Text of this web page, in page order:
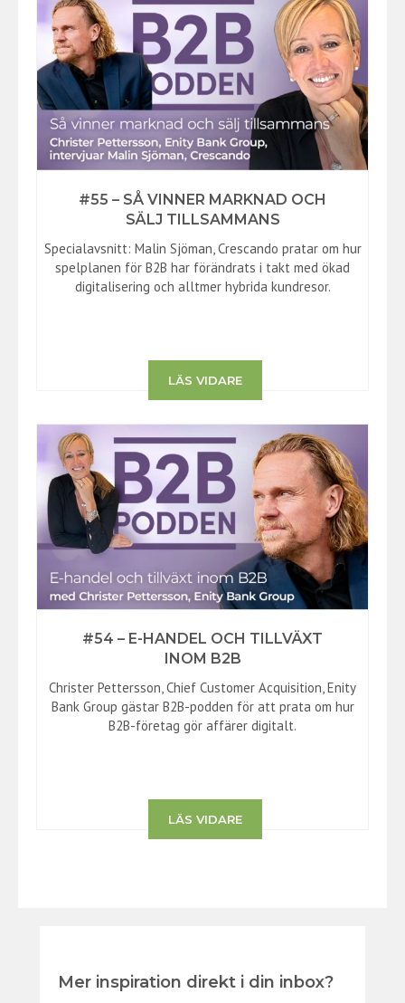
#55 – SÅ VINNER MARKNAD OCH
SÄLJ TILLSAMMANS
Specialavsnitt: Malin Sjöman, Crescando pratar om hur
spelplanen för B2B har förändrats i takt med ökad
digitalisering och alltmer hybrida kundresor.
LÄS VIDARE
#54 – E-HANDEL OCH TILLVÄXT
INOM B2B
Christer Pettersson, Chief Customer Acquisition, Enity
Bank Group gästar B2B-podden för att prata om hur
B2B-företag gör affärer digitalt.
LÄS VIDARE
Mer inspiration direkt i din inbox?